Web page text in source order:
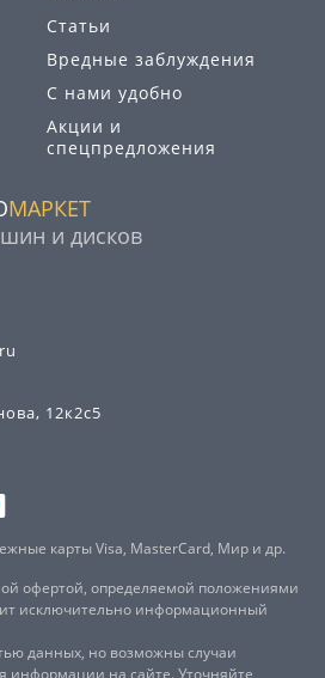
Статьи
Вредные заблуждения
С нами удобно
Акции и
спецпредложения
МАРКЕТ
и дисков
12к2с5
карты Visa, MasterCard, Мир и др.
офертой, определяемой положениями
исключительно информационный
данных, но возможны случаи
информации на сайте. Уточняйте